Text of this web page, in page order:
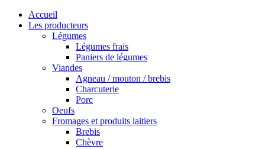
Accueil
Les producteurs
Légumes
Légumes frais
Paniers de légumes
Viandes
Agneau / mouton / brebis
Charcuterie
Porc
Oeufs
Fromages et produits laitiers
Brebis
Chèvre